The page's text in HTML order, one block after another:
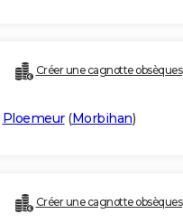
Créer une cagnotte obsèques
Ploemeur(Morbihan)
Créer une cagnotte obsèques